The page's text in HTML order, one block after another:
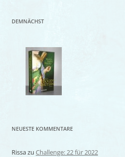
DEMNÄCHST
NEUESTE KOMMENTARE
Rissazu Challenge: 22 für 2022